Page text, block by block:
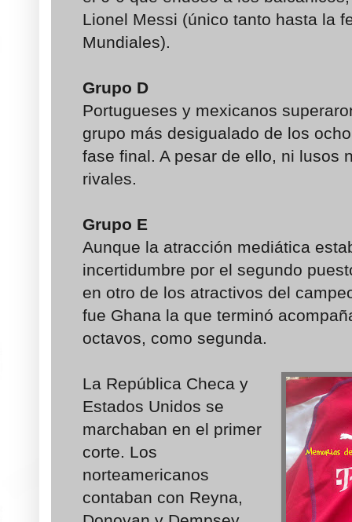
Lionel Messi (único tanto hasta la
Mundiales).
Grupo D
Portugueses y mexicanos
grupo más desigualado de los
fase final. A pesar de ello, ni lusos
rivales.
Grupo E
Aunque la atracción mediática
incertidumbre por el segundo
en otro de los atractivos del
fue Ghana la que terminó
octavos, como segunda.
La República Checa y
Estados Unidos se
marchaban en el primer
corte. Los
norteamericanos
contaban con Reyna,